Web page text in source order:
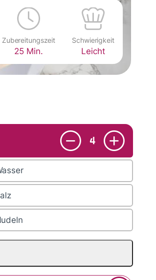
Zubereitungszeit
25 Min.
Schwierigkeit
Leicht
4